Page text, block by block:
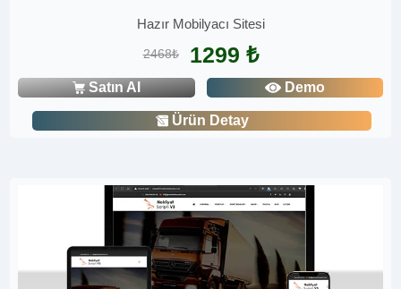
Hazır Mobilyacı Sitesi
2468₺ 1299 ₺
Satın Al Demo
Ürün Detay